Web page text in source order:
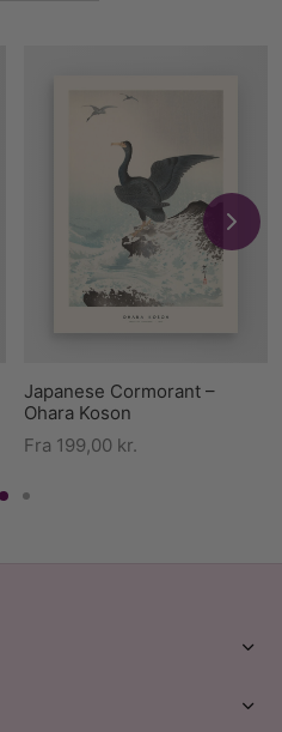
Japanese Cormorant –
Ohara Koson
Fra 199,00 kr.